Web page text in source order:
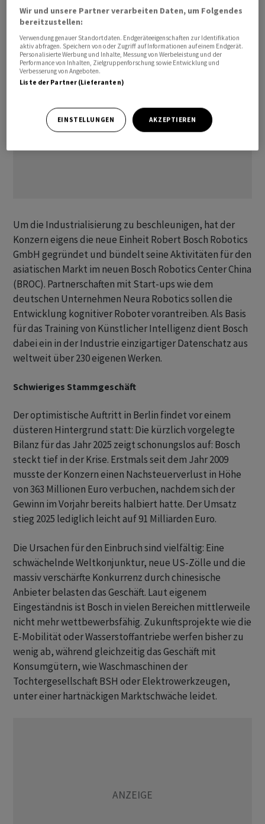
Marktvolumen für MEMS-Sensoren bis 2030 auf über
19,2 Milliarden US-Dollar anwachsen.
Um die Industrialisierung zu beschleunigen, hat der
Konzern eigens die neue Einheit Robert Bosch Robotics
GmbH gegründet und bündelt seine Aktivitäten für den
asiatischen Markt im neuen Bosch Robotics Center China
(BROC). Partnerschaften mit Start-ups wie dem
deutschen Unternehmen Neura Robotics sollen die
Entwicklung kognitiver Roboter vorantreiben. Als Basis
für das Training von Künstlicher Intelligenz dient Bosch
dabei ein in der Industrie einzigartiger Datenschatz aus
weltweit über 230 eigenen Werken.
Schwieriges Stammgeschäft
Der optimistische Auftritt in Berlin findet vor einem
düsteren Hintergrund statt: Die kürzlich vorgelegte
Bilanz für das Jahr 2025 zeigt schonungslos auf: Bosch
steckt tief in der Krise. Erstmals seit dem Jahr 2009
musste der Konzern einen Nachsteuerverlust in Höhe
von 363 Millionen Euro verbuchen, nachdem sich der
Gewinn im Vorjahr bereits halbiert hatte. Der Umsatz
stieg 2025 lediglich leicht auf 91 Milliarden Euro.
Die Ursachen für den Einbruch sind vielfältig: Eine
schwächelnde Weltkonjunktur, neue US-Zölle und die
massiv verschärfte Konkurrenz durch chinesische
Anbieter belasten das Geschäft. Laut eigenem
Eingeständnis ist Bosch in vielen Bereichen mittlerweile
nicht mehr wettbewerbsfähig. Zukunftsprojekte wie die
E-Mobilität oder Wasserstoffantriebe werfen bisher zu
wenig ab, während gleichzeitig das Geschäft mit
Konsumgütern, wie Waschmaschinen der
Tochtergesellschaft BSH oder Elektrowerkzeugen,
unter einer hartnäckigen Marktschwäche leidet.
Wir und unsere Partner verarbeiten Daten, um Folgendes
bereitzustellen:
Verwendung genauer Standortdaten. Endgeräteeigenschaften zur Identifikation
aktiv abfragen. Speichern von oder Zugriff auf Informationen auf einem Endgerät.
Personalisierte Werbung und Inhalte, Messung von Werbeleistung und der
Performance von Inhalten, Zielgruppenforschung sowie Entwicklung und
Verbesserung von Angeboten.
Liste der Partner (Lieferanten)
EINSTELLUNGEN AKZEPTIEREN